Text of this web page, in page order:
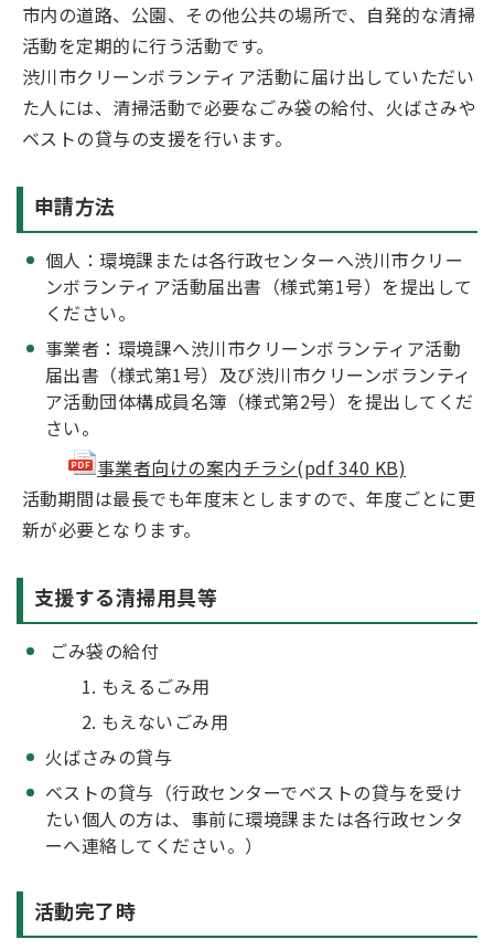
市内の道路、公園、その他公共の場所で、自発的な清掃
活動を定期的に行う活動です。
渋川市クリーンボランティア活動に届け出していただい
た人には、清掃活動で必要なごみ袋の給付、火ばさみや
ベストの貸与の支援を行います。
申請方法
個人：環境課または各行政センターへ渋川市クリー
ンボランティア活動届出書（様式第1号）を提出して
ください。
事業者：環境課へ渋川市クリーンボランティア活動
届出書（様式第1号）及び渋川市クリーンボランティ
ア活動団体構成員名簿（様式第2号）を提出してくだ
さい。
事業者向けの案内チラシ(pdf 340 KB)
活動期間は最長でも年度末としますので、年度ごとに更
新が必要となります。
支援する清掃用具等
ごみ袋の給付
もえるごみ用
もえないごみ用
火ばさみの貸与
ベストの貸与（行政センターでベストの貸与を受け
たい個人の方は、事前に環境課または各行政センタ
ーへ連絡してください。）
活動完了時